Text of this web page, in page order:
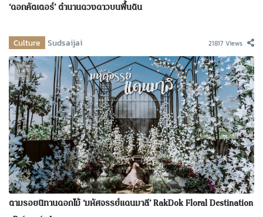
‘ดอกคัตเตอร์’ ตำนานดวงดาวบนพื้นดิน
Culture Sudsaijai 21817 Views
ตามรอยนิทานดอกไม้ ‘มหัศจรรย์แดนมาลี’ RakDok Floral Destination